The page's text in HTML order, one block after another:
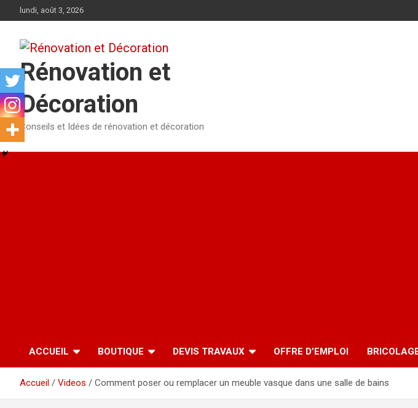
au
lundi, août 3, 2026
Rénovation et
Décoration
Conseils et Idées de rénovation et décoration
ACCUEIL BOUTIQUE DEVIS TRAVAUX OFFRE D’EMPLOI
Accueil Videos Comment poser ou remplacer un meuble vasque dans une salle de bains